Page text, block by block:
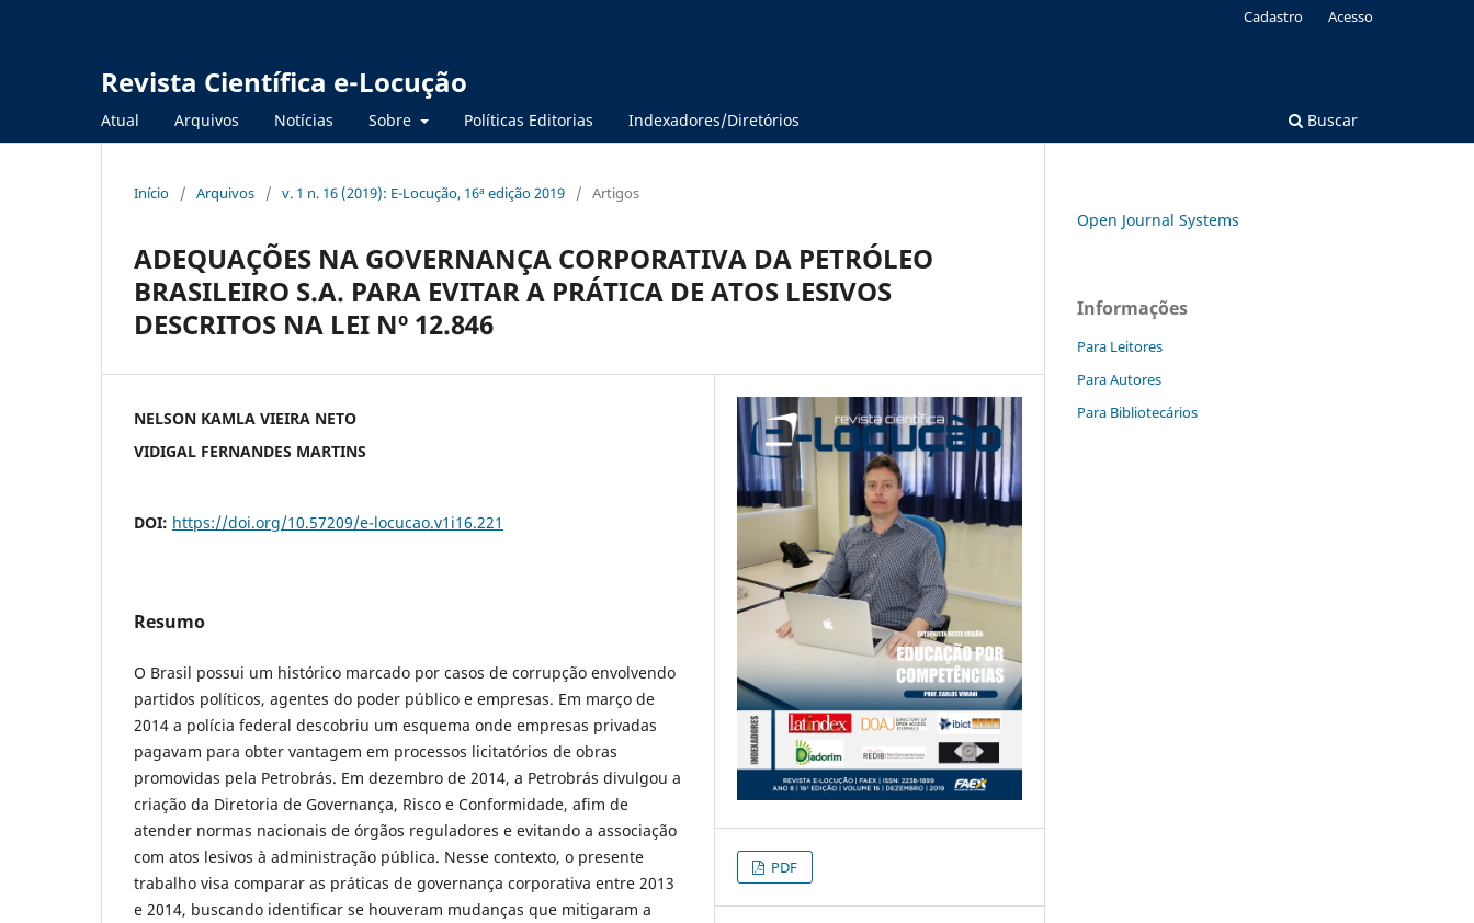
Revista Científica e-Locução
Atual Arquivos Notícias Sobre Políticas Editorias Indexadores/Diretórios Buscar
Cadastro Acesso
Início / Arquivos / v. 1 n. 16 (2019): E-Locução, 16ª edição 2019 / Artigos
ADEQUAÇÕES NA GOVERNANÇA CORPORATIVA DA PETRÓLEO
BRASILEIRO S.A. PARA EVITAR A PRÁTICA DE ATOS LESIVOS
DESCRITOS NA LEI Nº 12.846
NELSON KAMLA VIEIRA NETO
VIDIGAL FERNANDES MARTINS
DOI: https://doi.org/10.57209/e-locucao.v1i16.221
Resumo
O Brasil possui um histórico marcado por casos de corrupção envolvendo
partidos políticos, agentes do poder público e empresas. Em março de
2014 a polícia federal descobriu um esquema onde empresas privadas
pagavam para obter vantagem em processos licitatórios de obras
promovidas pela Petrobrás. Em dezembro de 2014, a Petrobrás divulgou a
criação da Diretoria de Governança, Risco e Conformidade, afim de
atender normas nacionais de órgãos reguladores e evitando a associação
com atos lesivos à administração pública. Nesse contexto, o presente
trabalho visa comparar as práticas de governança corporativa entre 2013
e 2014, buscando identificar se houveram mudanças que mitigaram a
PDF
Open Journal Systems
Informações
Para Leitores
Para Autores
Para Bibliotecários